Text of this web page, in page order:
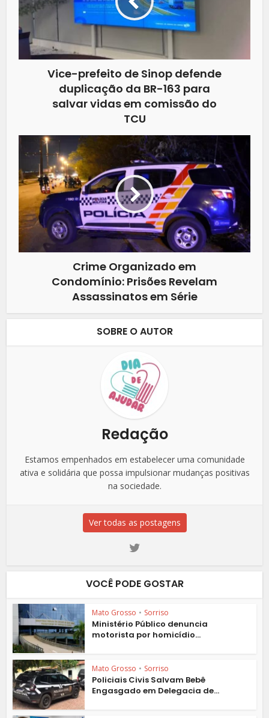
Vice-prefeito de Sinop defende
duplicação da BR-163 para
salvar vidas em comissão do
TCU
Crime Organizado em
Condomínio: Prisões Revelam
Assassinatos em Série
SOBRE O AUTOR
Redação
Estamos empenhados em estabelecer uma comunidade
ativa e solidária que possa impulsionar mudanças positivas
na sociedade.
Ver todas as postagens
VOCÊ PODE GOSTAR
Mato Grosso • Sorriso
Ministério Público denuncia
motorista por homicídio...
Mato Grosso • Sorriso
Policiais Civis Salvam Bebê
Engasgado em Delegacia de...